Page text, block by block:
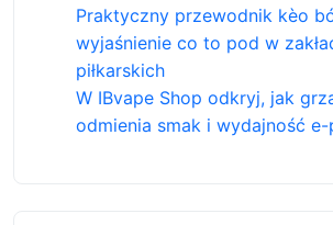
Praktyczny przewodnik kèo
wyjaśnienie co to pod w
piłkarskich
W IBvape Shop odkryj, jak
odmienia smak i wydajność e-